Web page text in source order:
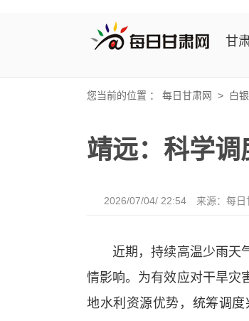
甘
您当前的位置 ： 每日甘肃网 > 白银
靖远：科学
2026/07/04/ 22:54 来源： 每日
近期，持续高温少雨天气
情影响。为有效应对干旱灾
地水利资源优势，统筹调